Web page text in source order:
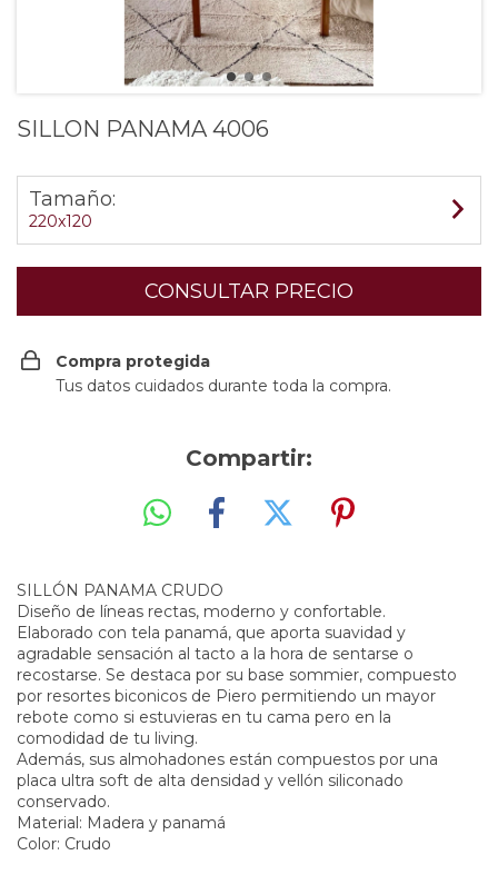
SILLON PANAMA 4006
Tamaño:
220x120
Compra protegida
Tus datos cuidados durante toda la compra.
Compartir:
SILLÓN PANAMA CRUDO
Diseño de líneas rectas, moderno y confortable.
Elaborado con tela panamá, que aporta suavidad y
agradable sensación al tacto a la hora de sentarse o
recostarse. Se destaca por su base sommier, compuesto
por resortes biconicos de Piero permitiendo un mayor
rebote como si estuvieras en tu cama pero en la
comodidad de tu living.
Además, sus almohadones están compuestos por una
placa ultra soft de alta densidad y vellón siliconado
conservado.
Material: Madera y panamá
Color: Crudo